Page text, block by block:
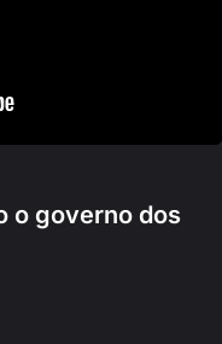
o governo dos